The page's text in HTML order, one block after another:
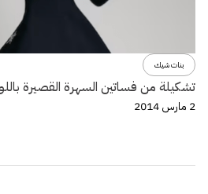
بنات شيك
تشكيلة من فساتين السهرة القصيرة
2 مارس 2014